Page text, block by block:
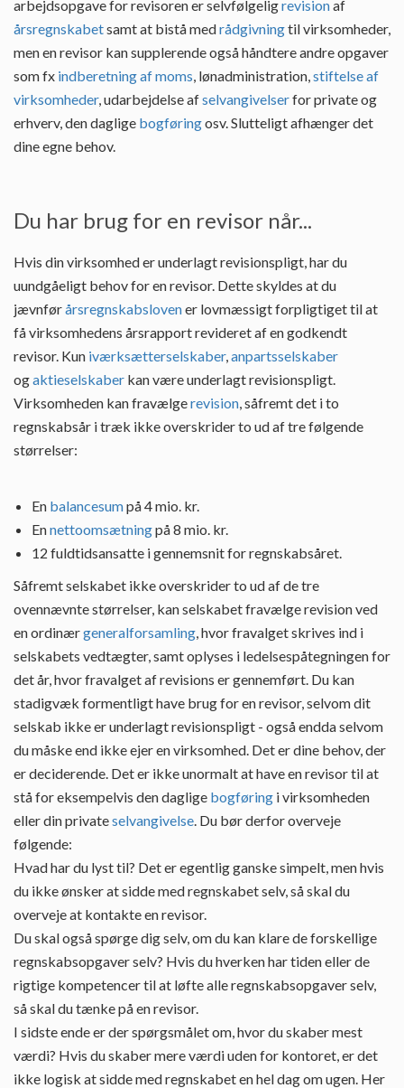
arbejdsopgave for revisoren er selvfølgeligrevisionaf
årsregnskabetsamt at bistå medrådgivningtil virksomheder,
men en revisor kan supplerende også håndtere andre opgaver
som fx indberetning af moms, lønadministration,stiftelse af
virksomheder, udarbejdelse afselvangivelserfor private og
erhverv, den daglige bogføringosv. Slutteligt afhænger det
dine egne behov.
Du har brug for en revisor når...
Hvis din virksomhed er underlagt revisionspligt, har du
uundgåeligt behov for en revisor. Dette skyldes at du
jævnførårsregnskabslovener lovmæssigt forpligtiget til at
få virksomhedens årsrapport revideret af en godkendt
revisor. Kun iværksætterselskaber,anpartsselskaber
ogaktieselskaber kan være underlagt revisionspligt.
Virksomheden kan fravælgerevision, såfremt det i to
regnskabsår i træk ikke overskrider to ud af tre følgende
størrelser:
En balancesumpå 4 mio. kr.
Ennettoomsætningpå 8 mio. kr.
12 fuldtidsansatte i gennemsnit for regnskabsåret.
Såfremt selskabet ikke overskrider to ud af de tre
ovennævnte størrelser, kan selskabet fravælge revision ved
en ordinærgeneralforsamling, hvor fravalget skrives ind i
selskabets vedtægter, samt oplyses i ledelsespåtegningen for
det år, hvor fravalget af revisions er gennemført. Du kan
stadigvæk formentligt have brug for en revisor, selvom dit
selskab ikke er underlagt revisionspligt - også endda selvom
du måske end ikke ejer en virksomhed. Det er dine behov, der
er deciderende. Det er ikke unormalt at have en revisor til at
stå for eksempelvis den daglige bogføring i virksomheden
eller din privateselvangivelse. Du bør derfor overveje
følgende:
Hvad har du lyst til? Det er egentlig ganske simpelt, men hvis
du ikke ønsker at sidde med regnskabet selv, så skal du
overveje at kontakte en revisor.
Du skal også spørge dig selv, om du kan klare de forskellige
regnskabsopgaver selv? Hvis du hverken har tiden eller de
rigtige kompetencer til at løfte alle regnskabsopgaver selv,
så skal du tænke på en revisor.
I sidste ende er der spørgsmålet om, hvor du skaber mest
værdi? Hvis du skaber mere værdi uden for kontoret, er det
ikke logisk at sidde med regnskabet en hel dag om ugen. Her